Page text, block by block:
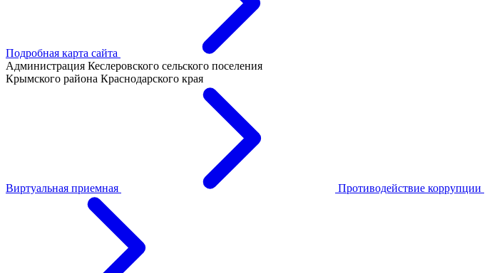
Подробная карта сайта
Администрация Кеслеровского сельского поселения
Крымского района Краснодарского края
Виртуальная приемная Противодействие коррупции